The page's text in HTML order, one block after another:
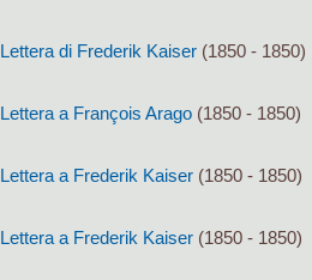
Lettera di Frederik Kaiser (1850 - 1850)
Lettera a François Arago (1850 - 1850)
Lettera a Frederik Kaiser (1850 - 1850)
Lettera a Frederik Kaiser (1850 - 1850)